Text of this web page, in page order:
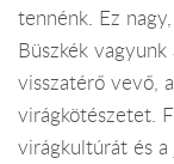
tennénk. Ez
Büszkék
visszatérő vevő,
virágkötészetet.
virágkultúrát és